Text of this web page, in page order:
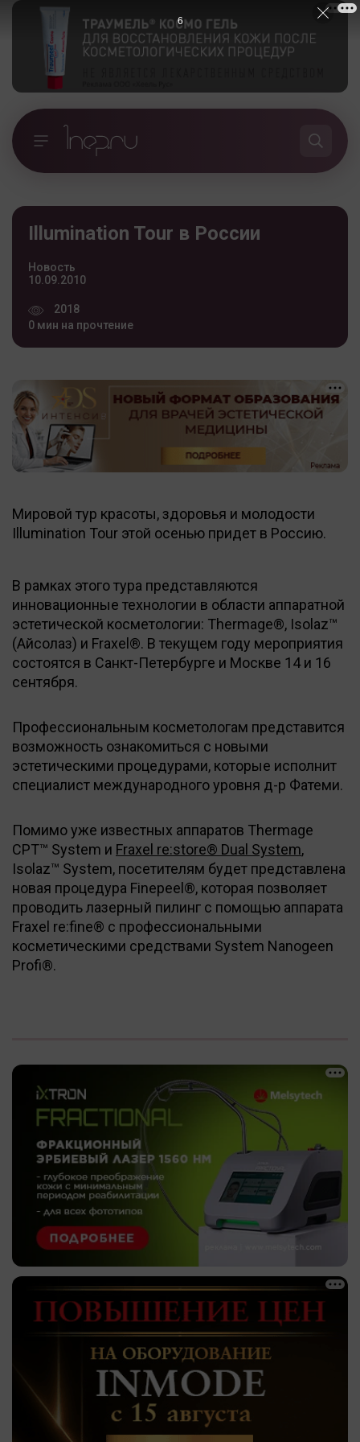
Illumination Tour в России
Новость
10.09.2010
2018
0 мин на прочтение
Мировой тур красоты, здоровья и молодости
Illumination Tour этой осенью придет в Россию.
В рамках этого тура представляются
инновационные технологии в области аппаратной
эстетической косметологии: Thermage®, Isolaz™
(Айсолаз) и Fraxel®. В текущем году мероприятия
состоятся в Санкт-Петербурге и Москве 14 и 16
сентября.
Профессиональным косметологам представится
возможность ознакомиться с новыми
эстетическими процедурами, которые исполнит
специалист международного уровня д-р Фатеми.
Помимо уже известных аппаратов Thermage
CPT™ System и Fraxel re:store® Dual System,
Isolaz™ System, посетителям будет представлена
новая процедура Finepeel®, которая позволяет
проводить лазерный пилинг с помощью аппарата
Fraxel re:fine® с профессиональными
косметическими средствами System Nanogeen
Profi®.
5